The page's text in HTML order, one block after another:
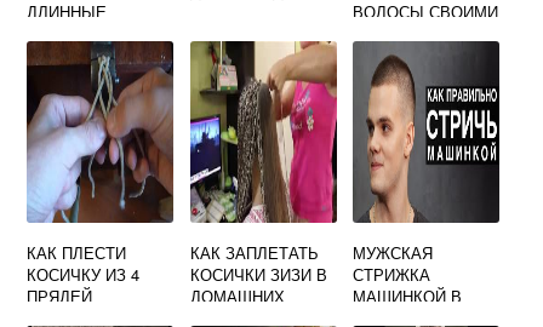
ДЛИННЫЕ
ВОЛОСЫ СВОИМИ
МИНУТ НА
КАЖДЫЙ ДЕНЬ
КАК ПЛЕСТИ
КОСИЧКУ ИЗ 4
ПРЯДЕЙ
КАК ЗАПЛЕТАТЬ
КОСИЧКИ ЗИЗИ В
ДОМАШНИХ
МУЖСКАЯ
СТРИЖКА
МАШИНКОЙ В